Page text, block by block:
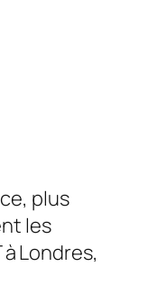
plus
les
Londres,